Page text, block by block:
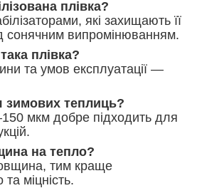
плівка?
які захищають її
сонячним випромінюванням.
плівка?
та умов експлуатації —
зимових теплиць?
мкм добре підходить для
на тепло?
тим краще
та міцність.